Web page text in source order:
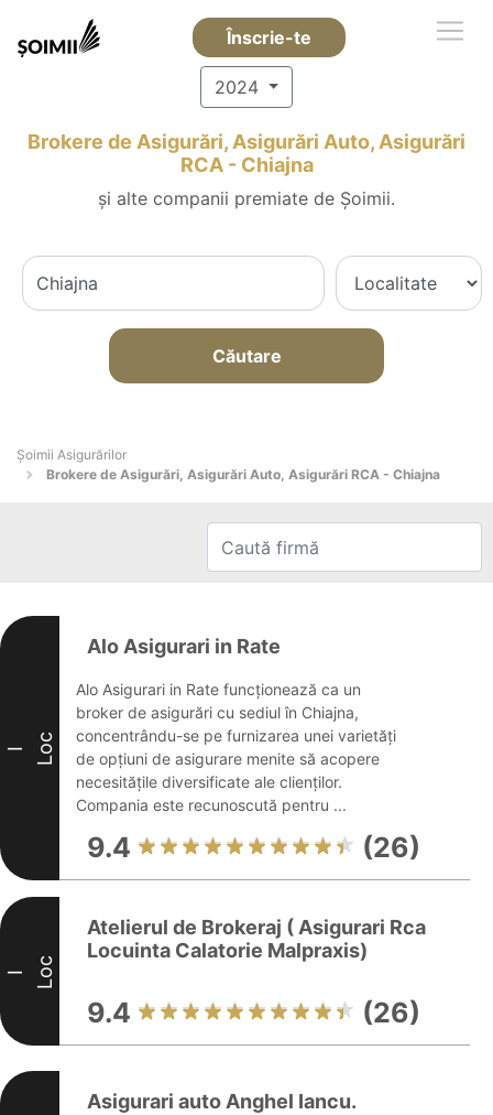
Înscrie-te
2024
Brokere de Asigurări, Asigurări Auto, Asigurări
RCA - Chiajna
și alte companii premiate de Șoimii.
Căutare
Șoimii Asigurărilor
Brokere de Asigurări, Asigurări Auto, Asigurări RCA - Chiajna
I Loc
Alo Asigurari in Rate
Alo Asigurari in Rate funcționează ca un
broker de asigurări cu sediul în Chiajna,
concentrându-se pe furnizarea unei varietăți
de opțiuni de asigurare menite să acopere
necesitățile diversificate ale clienților.
Compania este recunoscută pentru ...
9.4 (26)
I Loc
Atelierul de Brokeraj ( Asigurari Rca
Locuinta Calatorie Malpraxis)
9.4 (26)
Asigurari auto Anghel Iancu.